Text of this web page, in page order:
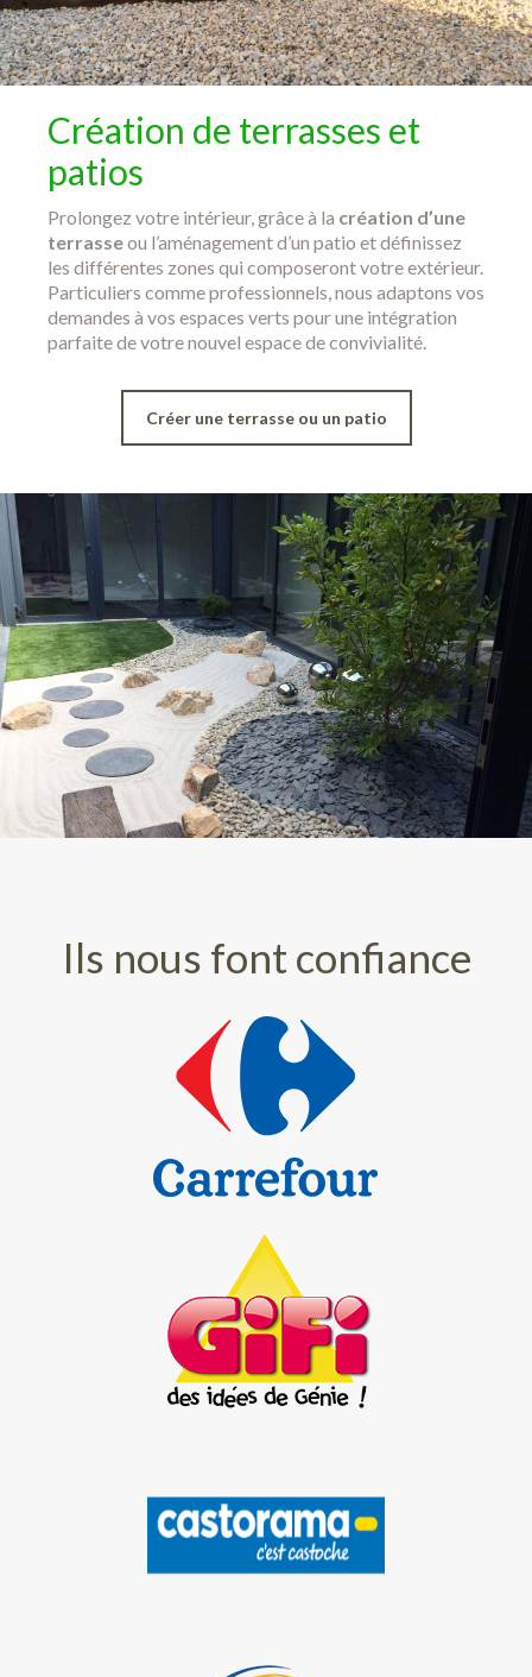
Création de terrasses et
patios
Prolongez votre intérieur, grâce à la création d’une
terrasseou l’aménagement d’un patio et définissez
les différentes zones qui composeront votre extérieur.
Particuliers comme professionnels, nous adaptons vos
demandes à vos espaces verts pour une intégration
parfaite de votre nouvel espace de convivialité.
Créer une terrasse ou un patio
Ils nous font confiance